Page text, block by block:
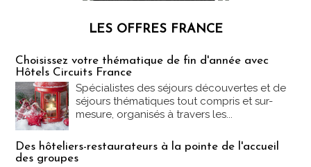
LES OFFRES FRANCE
Choisissez votre thématique de fin d'année avec
Hôtels Circuits France
Spécialistes des séjours découvertes et de
séjours thématiques tout compris et sur-
mesure, organisés à travers les...
Des hôteliers-restaurateurs à la pointe de l'accueil
des groupes